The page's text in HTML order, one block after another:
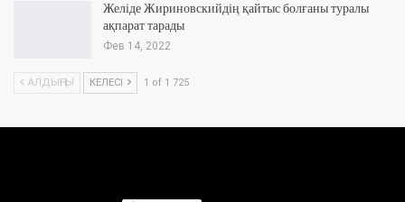
Желіде Жириновскийдің қайтыс болғаны туралы
ақпарат тарады
Фев 14, 2022
АЛДЫҢҒЫ КЕЛЕСІ 1 of 1 725